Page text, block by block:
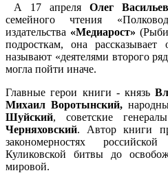
А 17 апреля Олег
семейного чтения
издательства «Медиарост»
подросткам, она рассказывает
называют «деятелями второго
могла пойти иначе.
Главные герои книги - князь
Михаил Воротынский,
Шуйский, советские
Черняховский. Автор книги
закономерностях
Куликовской битвы до
мировой.